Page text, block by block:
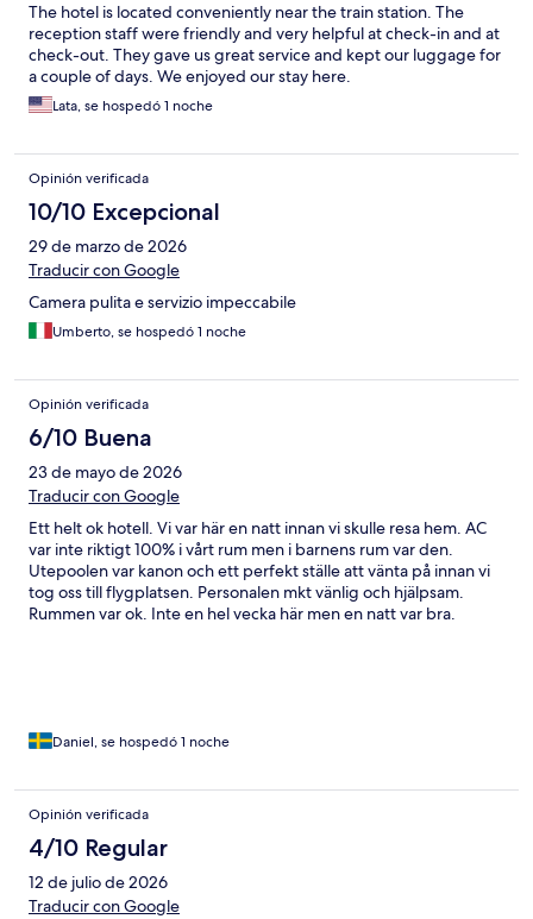
The hotel is located conveniently near the train station. The
reception staff were friendly and very helpful at check-in and at
check-out. They gave us great service and kept our luggage for
a couple of days. We enjoyed our stay here.
Lata, se hospedó 1 noche
Opinión verificada
10/10 Excepcional
29 de marzo de 2026
Traducir con Google
Camera pulita e servizio impeccabile
Umberto, se hospedó 1 noche
Opinión verificada
6/10 Buena
23 de mayo de 2026
Traducir con Google
Ett helt ok hotell. Vi var här en natt innan vi skulle resa hem. AC
var inte riktigt 100% i vårt rum men i barnens rum var den.
Utepoolen var kanon och ett perfekt ställe att vänta på innan vi
tog oss till flygplatsen. Personalen mkt vänlig och hjälpsam.
Rummen var ok. Inte en hel vecka här men en natt var bra.
Daniel, se hospedó 1 noche
Opinión verificada
4/10 Regular
12 de julio de 2026
Traducir con Google